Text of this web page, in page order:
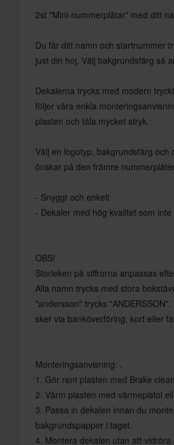
2st "Mini-nummerplåtar" med ditt
Du får ditt namn och startnummer
just din hoj. Välj bakgrundsfärg så
Dekalerna trycks med modern
följer våra enkla
plasten och tåla mycket stryk.
Välj en logotyp, bakgrundsfärg
önskar på den främre
- Snyggt och enkelt
- Dekaler med hög kvalitet som
OBS!
Storleken på siffrorna anpassas
Alla namn trycks med stora
"andersson" trycks
sker via banköverföring, kort eller
Monteringsanvisning: .
1. Gör rent plasten med Brake
2. Värm plasten med värmepistol
3. Passa in dekalen innan du
bakgrundspapper i taget.
4. Montera dekalen utan att vidröra